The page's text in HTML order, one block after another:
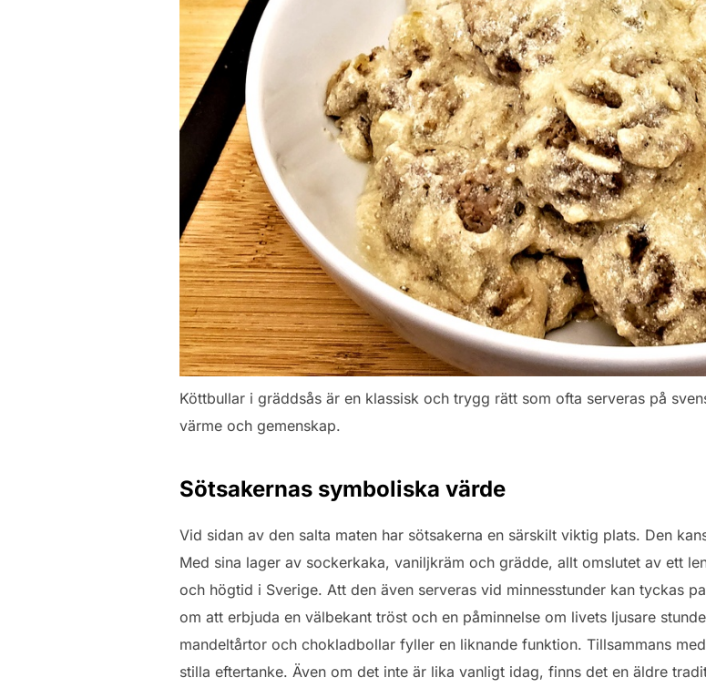
Köttbullar i gräddsås är en klassisk och trygg rätt som ofta serveras på
värme och gemenskap.
Sötsakernas symboliska värde
Vid sidan av den salta maten har sötsakerna en särskilt viktig plats. Den
Med sina lager av sockerkaka, vaniljkräm och grädde, allt omslutet av ett
och högtid i Sverige. Att den även serveras vid minnesstunder kan tyckas
om att erbjuda en välbekant tröst och en påminnelse om livets ljusare
mandeltårtor och chokladbollar fyller en liknande funktion. Tillsammans
stilla eftertanke. Även om det inte är lika vanligt idag, finns det en äldre